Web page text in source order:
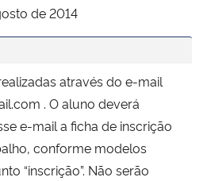
de 2014
através do e-mail
. O aluno deverá
e-mail a ficha de inscrição
conforme modelos
“inscrição”. Não serão